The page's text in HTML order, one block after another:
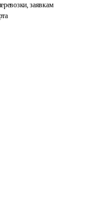
заявкам